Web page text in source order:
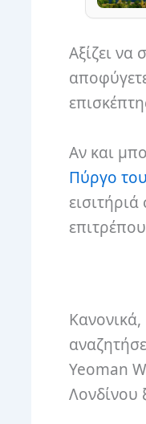
Αξίζει να
Αν και
Πύργο
εισιτήριά
Yeoman
Λονδίνου